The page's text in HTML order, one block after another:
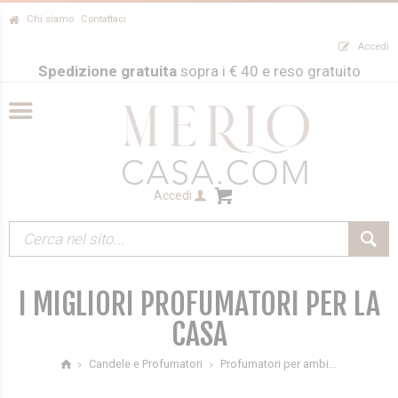
Chi siamo Contattaci
Accedi
Spedizione gratuitasopra i € 40 e reso gratuito
Accedi
I MIGLIORI PROFUMATORI PER LA
CASA
Candele e Profumatori Profumatori per ambi...